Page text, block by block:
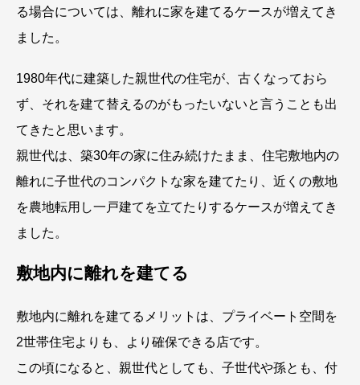
る場合については、離れに家を建てるケースが増えてき
ました。
1980年代に建築した親世代の住宅が、古くなっておら
ず、それを建て替えるのがもったいないと言うことも出
てきたと思います。
親世代は、築30年の家に住み続けたまま、住宅敷地内の
離れに子世代のコンパクトな家を建てたり、近くの敷地
を農地転用し一戸建てを立てたりするケースが増えてき
ました。
敷地内に離れを建てる
敷地内に離れを建てるメリットは、プライベート空間を
2世帯住宅よりも、より確保できる店です。
この頃になると、親世代としても、子世代や孫とも、付